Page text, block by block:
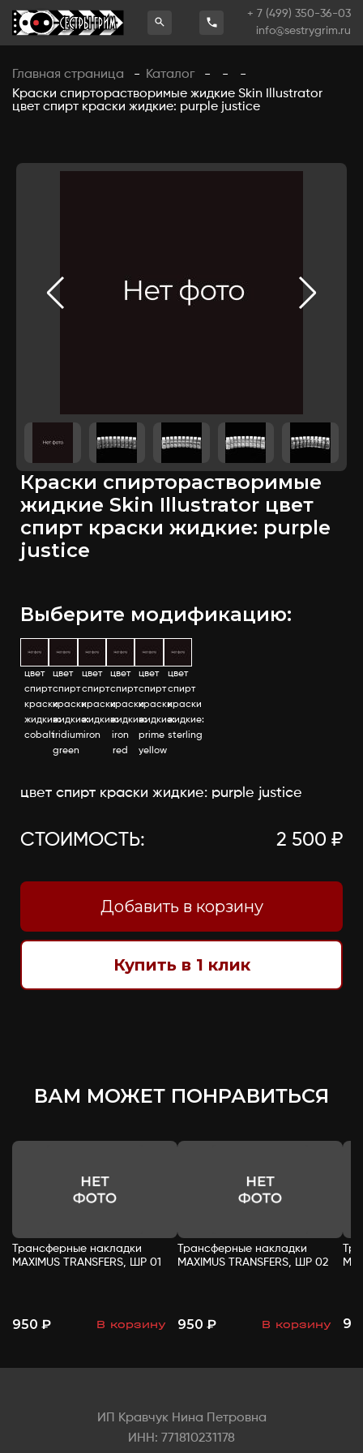
+ 7 (499) 350-36-03
info@sestrygrim.ru
Главная страница - Каталог - -
-
Краски спирторастворимые жидкие Skin Illustrator
цвет спирт краски жидкие: purple justice
Краски спирторастворимые
жидкие Skin Illustrator цвет
спирт краски жидкие: purple
justice
Выберите модификацию:
цвет
спирт
краски
жидкие:
cobalt
цвет
спирт
краски
жидкие:
iridium
green
цвет
спирт
краски
жидкие:
iron
цвет
спирт
краски
жидкие:
iron
red
цвет
спирт
краски
жидкие:
prime
yellow
цвет
спирт
краски
жидкие:
sterling
цвет спирт краски жидкие: purple justice
СТОИМОСТЬ: 2 500 ₽
Добавить в корзину
Купить в 1 клик
ВАМ МОЖЕТ ПОНРАВИТЬСЯ
Трансферные накладки
MAXIMUS TRANSFERS, ШР 01
950 ₽ В корзину
- +
Трансферные накладки
MAXIMUS TRANSFERS, ШР 02
950 ₽ В корзину
- +
ИП Кравчук Нина Петровна
ИНН: 771810231178